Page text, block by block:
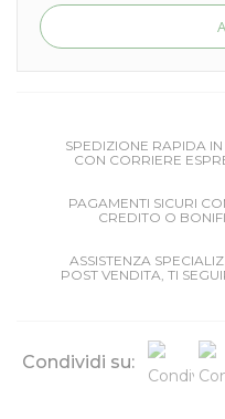
SPEDIZIONE RAPIDA
CON CORRIERE
PAGAMENTI SICURI
CREDITO O
ASSISTENZA
POST VENDITA, TI
Condividi su: